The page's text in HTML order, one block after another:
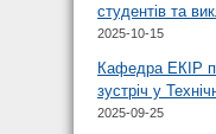
студентів та
2025-10-15
Кафедра ЕКІР
зустріч у
2025-09-25